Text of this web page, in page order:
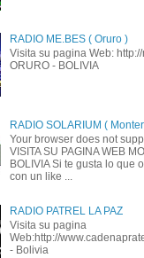
RADIO ME.BES ( Oruro )
Visita su pagina Web:
ORURO - BOLIVIA
RADIO SOLARIUM (
Your browser does not
VISITA SU PAGINA WEB
BOLIVIA Si te gusta lo que
con un like ...
RADIO PATREL LA PAZ
Visita su pagina
Web:http://
- Bolivia